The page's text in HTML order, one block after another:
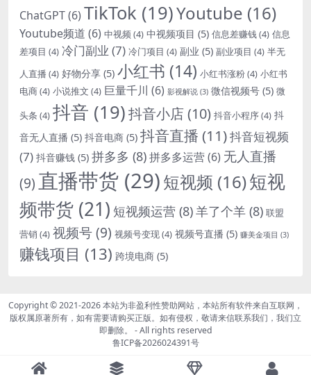
ChatGPT(6) TikTok (19)Youtube (16)
Youtube频道 (6) 中视频(4) 中视频项目 (5) 信息差赚钱(4) 信息
差项目 (4) 冷门副业 (7) 冷门项目 (4) 副业 (5) 副业项目 (4) 半无
人直播 (4) 好物分享 (5) 小红书 (14) 小红书涨粉(4) 小红书
电商(4) 小说推文 (4) 巨量千川 (6) 影视解说 (3) 微信视频号 (5) 微
头条 (4) 抖音 (19)抖音小店(10) 抖音小程序(4) 抖
音无人直播 (5) 抖音电商 (5) 抖音直播 (11)抖音短视频
(7) 抖音赚钱 (5) 拼多多 (8)拼多多运营(6) 无人直播
(9)直播带货 (29)短视频 (16)短视
频带货 (21) 短视频运营 (8)羊了个羊 (8) 联盟
营销 (4) 视频号(9) 视频号变现(4) 视频号直播 (5) 赚美金项目 (3)
赚钱项目 (13) 跨境电商 (5)
Copyright © 2021-2026本站为非盈利性赞助网站，本站所有软件来自互联网，
版权属原著所有，如有需要请购买正版。如有侵权，敬请来信联系我们，我们立
即删除。
- All rights reserved
鲁ICP备2026024391号